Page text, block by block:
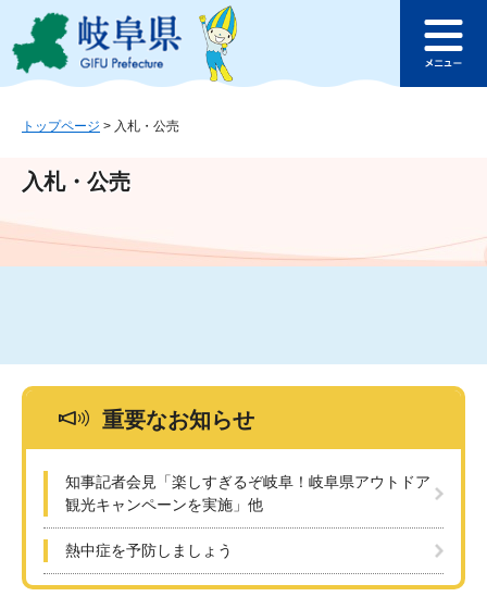
ジ
ュ
文
このページの本文へ
ュ
トップページ > 入札・公売
入札・公売
重要なお知らせ
知事記者会見「楽しすぎるぞ岐阜！岐阜県アウトドア
観光キャンペーンを実施」他
熱中症を予防しましょう